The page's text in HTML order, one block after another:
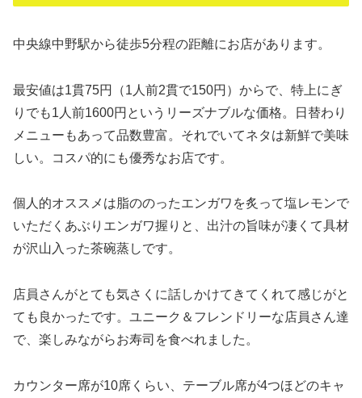
中央線中野駅から徒歩5分程の距離にお店があります。
最安値は1貫75円（1人前2貫で150円）からで、特上にぎ
りでも1人前1600円というリーズナブルな価格。日替わり
メニューもあって品数豊富。それでいてネタは新鮮で美味
しい。コスパ的にも優秀なお店です。
個人的オススメは脂ののったエンガワを炙って塩レモンで
いただくあぶりエンガワ握りと、出汁の旨味が凄くて具材
が沢山入った茶碗蒸しです。
店員さんがとても気さくに話しかけてきてくれて感じがと
ても良かったです。ユニーク＆フレンドリーな店員さん達
で、楽しみながらお寿司を食べれました。
カウンター席が10席くらい、テーブル席が4つほどのキャ